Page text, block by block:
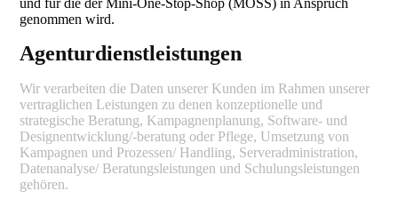
genommen wird.
Agenturdienstleistungen
Wir verarbeiten die Daten unserer Kunden im Rahmen unserer
vertraglichen Leistungen zu denen konzeptionelle und
strategische Beratung, Kampagnenplanung, Software- und
Designentwicklung/-beratung oder Pflege, Umsetzung von
Kampagnen und Prozessen/ Handling, Serveradministration,
Datenanalyse/ Beratungsleistungen und Schulungsleistungen
gehören.